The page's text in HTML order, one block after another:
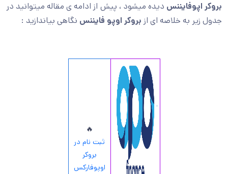
بروکر اپوفایننسدیده میشود ، پیش از ادامه ی مقاله میتوانید در
جدول زیر به خلاصه ای ازبروکراوپو فایننسنگاهی بیاندازید :
🔥
ثبت نام در
بروکر
اوپوفارکس